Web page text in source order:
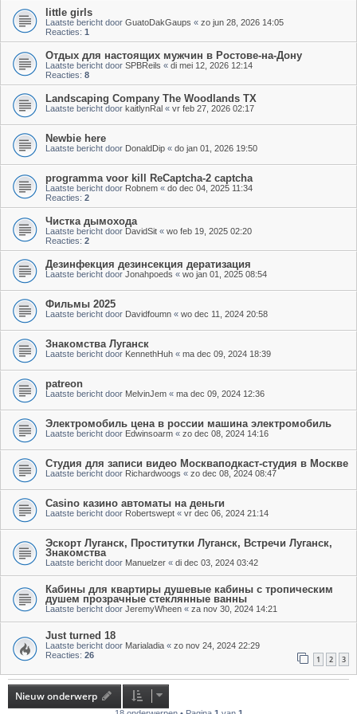
little girls
Laatste bericht door GuatoDakGaups « zo jun 28, 2026 14:05
Reacties: 1
Отдых для настоящих мужчин в Ростове-на-Дону
Laatste bericht door SPBReils « di mei 12, 2026 12:14
Reacties: 8
Landscaping Company The Woodlands TX
Laatste bericht door kaitlynRal « vr feb 27, 2026 02:17
Newbie here
Laatste bericht door DonaldDip « do jan 01, 2026 19:50
programma voor kill ReCaptcha-2 captcha
Laatste bericht door Robnem « do dec 04, 2025 11:34
Reacties: 2
Чистка дымохода
Laatste bericht door DavidSit « wo feb 19, 2025 02:20
Reacties: 2
Дезинфекция дезинсекция дератизация
Laatste bericht door Jonahpoeds « wo jan 01, 2025 08:54
Фильмы 2025
Laatste bericht door Davidfoumn « wo dec 11, 2024 20:58
Знакомства Луганск
Laatste bericht door KennethHuh « ma dec 09, 2024 18:39
patreon
Laatste bericht door MelvinJem « ma dec 09, 2024 12:36
Электромобиль цена в россии машина электромобиль
Laatste bericht door Edwinsoarm « zo dec 08, 2024 14:16
Студия для записи видео Москваподкаст-студия в Москве
Laatste bericht door Richardwoogs « zo dec 08, 2024 08:47
Casino казино автоматы на деньги
Laatste bericht door Robertswept « vr dec 06, 2024 21:14
Эскорт Луганск, Проститутки Луганск, Встречи Луганск,
Знакомства
Laatste bericht door Manuelzer « di dec 03, 2024 03:42
Кабины для квартиры душевые кабины с тропическим
душем прозрачные стеклянные ванны
Laatste bericht door JeremyWheen « za nov 30, 2024 14:21
Just turned 18
Laatste bericht door Marialadia « zo nov 24, 2024 22:29
Reacties: 26 1 2 3
Nieuw onderwerp